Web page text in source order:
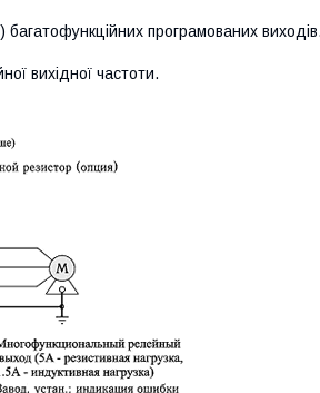
програмованих виходів.
вихідної частоти.